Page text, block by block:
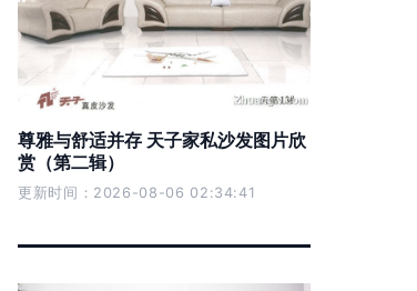
尊雅与舒适并存 天子家私沙发图片欣
赏（第二辑）
更新时间：2026-08-06 02:34:41